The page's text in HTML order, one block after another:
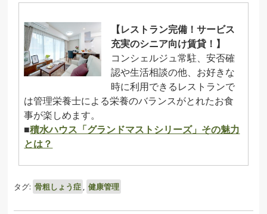
【レストラン完備！サービス
充実のシニア向け賃貸！】
コンシェルジュ常駐、安否確
認や生活相談の他、お好きな
時に利用できるレストランで
は管理栄養士による栄養のバランスがとれたお食
事が楽しめます。
■積水ハウス「グランドマストシリーズ」その魅力
とは？
タグ: 骨粗しょう症 , 健康管理